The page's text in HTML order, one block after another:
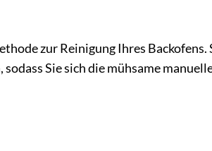
zur Reinigung Ihres
Sie sich die mühsame